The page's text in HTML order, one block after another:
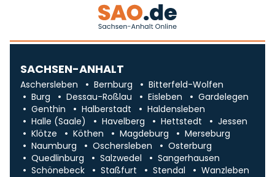
SACHSEN-ANHALT
Aschersleben Bernburg
Bitterfeld-Wolfen
Burg
Dessau-Roßlau Eisleben
Gardelegen
Genthin
Halberstadt
Haldensleben
Halle (Saale)
Havelberg Hettstedt
Jessen
Klötze
Köthen Magdeburg
Merseburg
Naumburg
Oschersleben
Osterburg
Quedlinburg
Salzwedel
Sangerhausen
Schönebeck
Staßfurt Stendal
Wanzleben